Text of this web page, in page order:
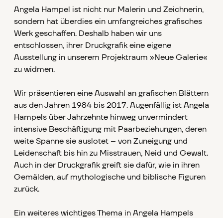
Angela Hampel ist nicht nur Malerin und Zeichnerin,
sondern hat überdies ein umfangreiches grafisches
Werk geschaffen. Deshalb haben wir uns
entschlossen, ihrer Druckgrafik eine eigene
Ausstellung in unserem Projektraum »Neue Galerie«
zu widmen.
Wir präsentieren eine Auswahl an grafischen Blättern
aus den Jahren 1984 bis 2017. Augenfällig ist Angela
Hampels über Jahrzehnte hinweg unvermindert
intensive Beschäftigung mit Paarbeziehungen, deren
weite Spanne sie auslotet – von Zuneigung und
Leidenschaft bis hin zu Misstrauen, Neid und Gewalt.
Auch in der Druckgrafik greift sie dafür, wie in ihren
Gemälden, auf mythologische und biblische Figuren
zurück.
Ein weiteres wichtiges Thema in Angela Hampels